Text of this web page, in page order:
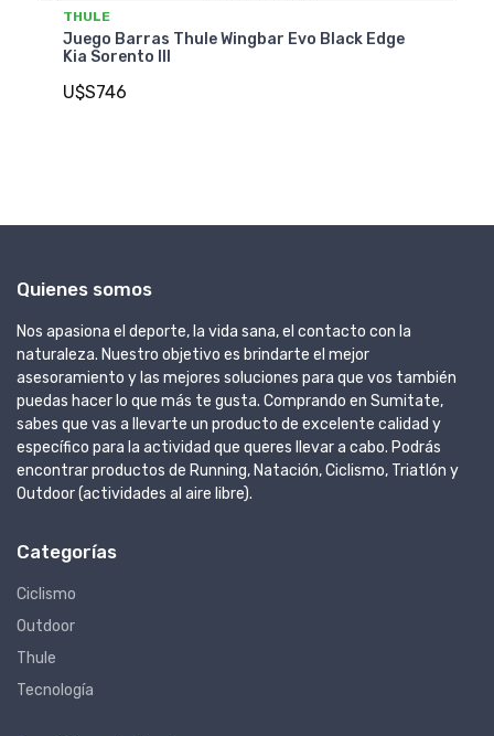
THULE
Juego Barras Thule Wingbar Evo Black Edge
Kia Sorento III
U$S746
Quienes somos
Nos apasiona el deporte, la vida sana, el contacto con la
naturaleza. Nuestro objetivo es brindarte el mejor
asesoramiento y las mejores soluciones para que vos también
puedas hacer lo que más te gusta. Comprando en Sumitate,
sabes que vas a llevarte un producto de excelente calidad y
específico para la actividad que queres llevar a cabo. Podrás
encontrar productos de Running, Natación, Ciclismo, Triatlón y
Outdoor (actividades al aire libre).
Categorías
Ciclismo
Outdoor
Thule
Tecnología